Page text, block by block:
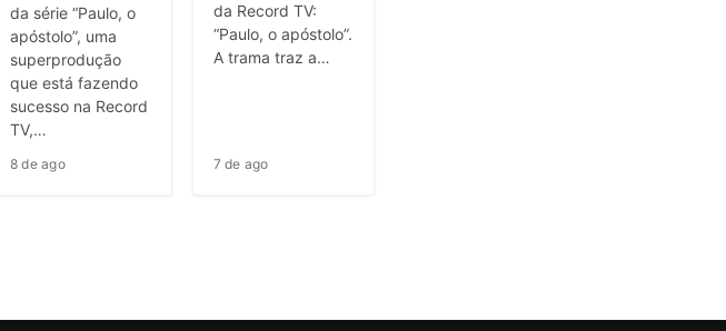
da série “Paulo, o
apóstolo”, uma
superprodução
que está fazendo
sucesso na Record
TV,…
8 de ago
da Record TV:
“Paulo, o apóstolo”.
A trama traz a…
7 de ago